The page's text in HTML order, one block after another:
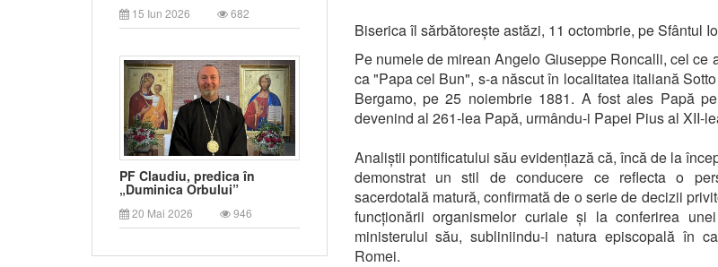
15 Iun 2026 682
PF Claudiu, predica în
„Duminica Orbului”
20 Mai 2026 946
Biserica îl sărbătorește astăzi, 11 octombrie, pe Sfântul
Pe numele de mirean Angelo Giuseppe Roncalli, cel ce
ca "Papa cel Bun", s-a născut în localitatea italiană
Bergamo, pe 25 noiembrie 1881. A fost ales Papă
devenind al 261-lea Papă, urmându-i Papei Pius al XII-
Analiștii pontificatului său evidențiază că, încă de la
demonstrat un stil de conducere ce reflecta o
sacerdotală matură, confirmată de o serie de decizii
funcționării organismelor curiale și la conferirea
ministerului său, subliniindu-i natura episcopală în
Romei.